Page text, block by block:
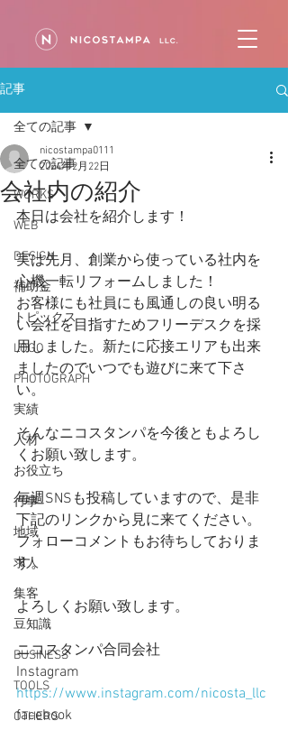
記事
全ての記事
WORKS
WEB
DESIGN
補助金
トピックス
LOGO
PHOTOGRAPH
実績
人材
お役立ち
行事
地域
求人
集客
豆知識
BUSINESS
TOOLS
OTHERS
全ての記事
会社内の紹介
nicostampa0111
2024年2月22日
本日は会社を紹介します！
実は先月、創業から使っている社内を
心機一転リフォームしました！
お客様にも社員にも風通しの良い明る
い会社を目指すためフリーデスクを採
用しました。新たに応接エリアも出来
ましたのでいつでも遊びに来て下さ
い。
そんなニコスタンパを今後ともよろし
くお願い致します。
毎週SNSも投稿していますので、是非
下記のリンクから見に来てください。
フォローコメントもお待ちしておりま
す。
よろしくお願い致します。
ニコスタンパ合同会社
Instagram
https://www.instagram.com/nicosta_llc
facebook